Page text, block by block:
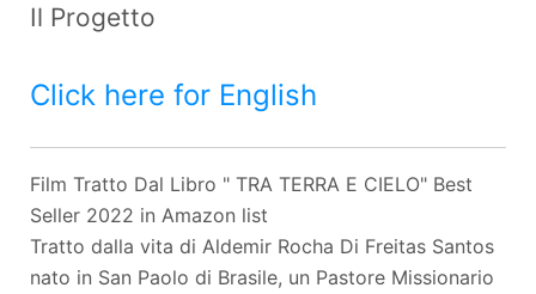
Il Progetto
Click here for English
Film Tratto Dal Libro " TRA TERRA E CIELO" Best
Seller 2022 in Amazon list
Tratto dalla vita di Aldemir Rocha Di Freitas Santos
nato in San Paolo di Brasile, un Pastore Missionario